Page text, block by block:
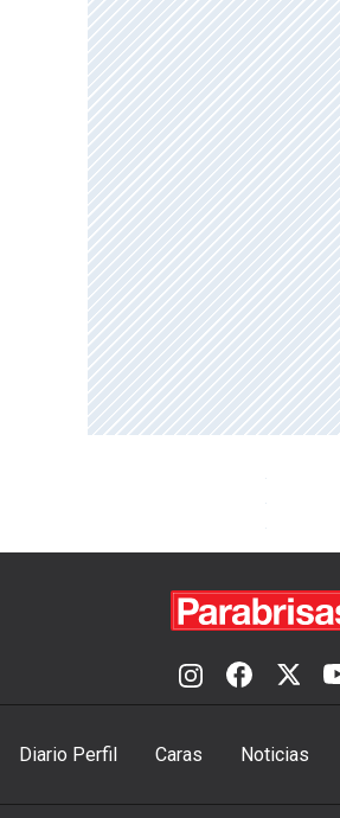
Diario Perfil Caras Noticias